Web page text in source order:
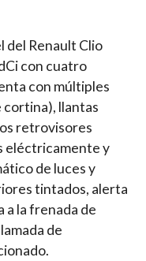
del Renault Clio
con cuatro
con múltiples
cortina), llantas
retrovisores
eléctricamente y
de luces y
tintados, alerta
a la frenada de
de